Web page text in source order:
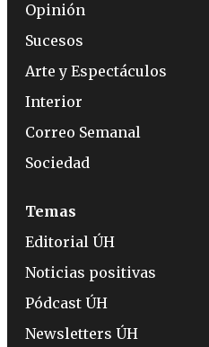
Opinión
Sucesos
Arte y Espectáculos
Interior
Correo Semanal
Sociedad
Temas
Editorial ÚH
Noticias positivas
Pódcast ÚH
Newsletters ÚH